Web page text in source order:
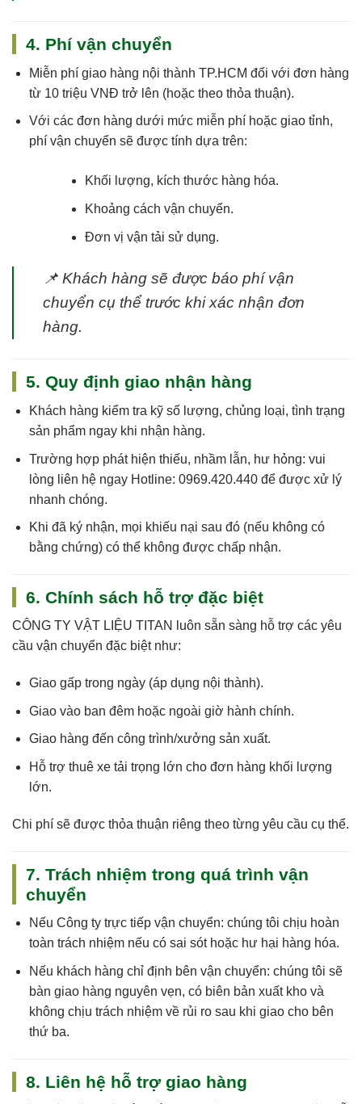
4. Phí vận chuyển
Miễn phí giao hàng nội thành TP.HCM đối với đơn hàng
từ 10 triệu VNĐ trở lên (hoặc theo thỏa thuận).
Với các đơn hàng dưới mức miễn phí hoặc giao tỉnh,
phí vận chuyển sẽ được tính dựa trên:
Khối lượng, kích thước hàng hóa.
Khoảng cách vận chuyển.
Đơn vị vận tải sử dụng.
📌 Khách hàng sẽ được báo phí vận
chuyển cụ thể trước khi xác nhận đơn
hàng.
5. Quy định giao nhận hàng
Khách hàng kiểm tra kỹ số lượng, chủng loại, tình trạng
sản phẩm ngay khi nhận hàng.
Trường hợp phát hiện thiếu, nhầm lẫn, hư hỏng: vui
lòng liên hệ ngay Hotline: 0969.420.440để được xử lý
nhanh chóng.
Khi đã ký nhận, mọi khiếu nại sau đó (nếu không có
bằng chứng) có thể không được chấp nhận.
6. Chính sách hỗ trợ đặc biệt
CÔNG TY VẬT LIỆU TITAN
luôn sẵn sàng hỗ trợ các yêu
cầu vận chuyển đặc biệt như:
Giao gấp trong ngày (áp dụng nội thành).
Giao vào ban đêm hoặc ngoài giờ hành chính.
Giao hàng đến công trình/xưởng sản xuất.
Hỗ trợ thuê xe tải trọng lớn cho đơn hàng khối lượng
lớn.
Chi phí sẽ được thỏa thuận riêng theo từng yêu cầu cụ thể.
7. Trách nhiệm trong quá trình vận
chuyển
Nếu Công ty trực tiếp vận chuyển: chúng tôi chịu hoàn
toàn trách nhiệmnếu có sai sót hoặc hư hại hàng hóa.
Nếu khách hàng chỉ định bên vận chuyển: chúng tôi sẽ
bàn giao hàng nguyên vẹn, có biên bản xuất kho và
không chịu trách nhiệm về rủi ro sau khi giao cho bên
thứ ba.
8. Liên hệ hỗ trợ giao hàng